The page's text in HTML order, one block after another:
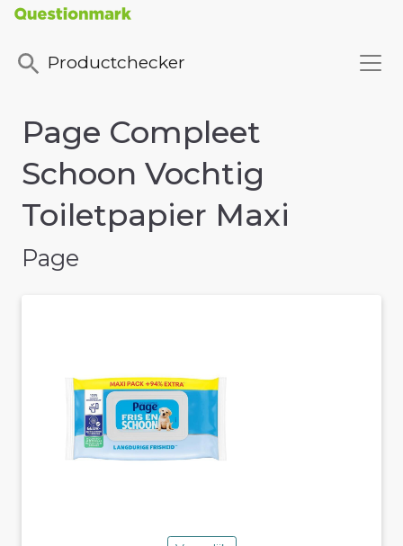
Productchecker
Page Compleet
Schoon Vochtig
Toiletpapier Maxi
Page